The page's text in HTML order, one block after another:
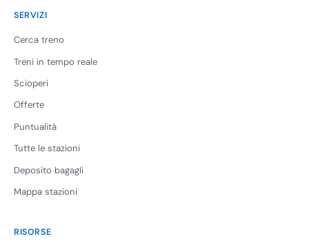
SERVIZI
Cerca treno
Treni in tempo reale
Scioperi
Offerte
Puntualità
Tutte le stazioni
Deposito bagagli
Mappa stazioni
RISORSE